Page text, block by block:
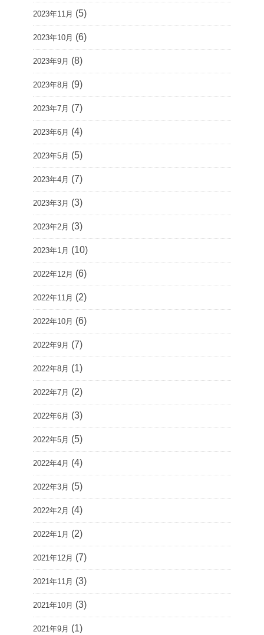
2023年11月 (5)
2023年10月 (6)
2023年9月 (8)
2023年8月 (9)
2023年7月 (7)
2023年6月 (4)
2023年5月 (5)
2023年4月 (7)
2023年3月 (3)
2023年2月 (3)
2023年1月 (10)
2022年12月 (6)
2022年11月 (2)
2022年10月 (6)
2022年9月 (7)
2022年8月 (1)
2022年7月 (2)
2022年6月 (3)
2022年5月 (5)
2022年4月 (4)
2022年3月 (5)
2022年2月 (4)
2022年1月 (2)
2021年12月 (7)
2021年11月 (3)
2021年10月 (3)
2021年9月 (1)